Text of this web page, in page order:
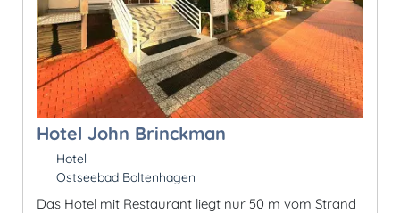
Hotel John Brinckman
Hotel
Ostseebad Boltenhagen
Das Hotel mit Restaurant liegt nur 50 m vom Strand